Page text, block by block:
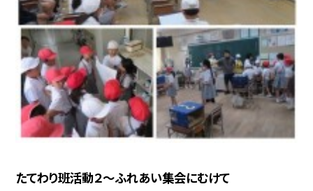
たてわり班活動２～ふれあい集会にむけて